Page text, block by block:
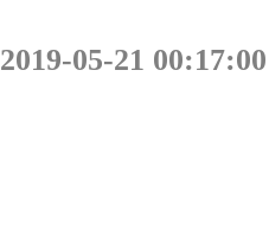
2019-05-21 00:17:00